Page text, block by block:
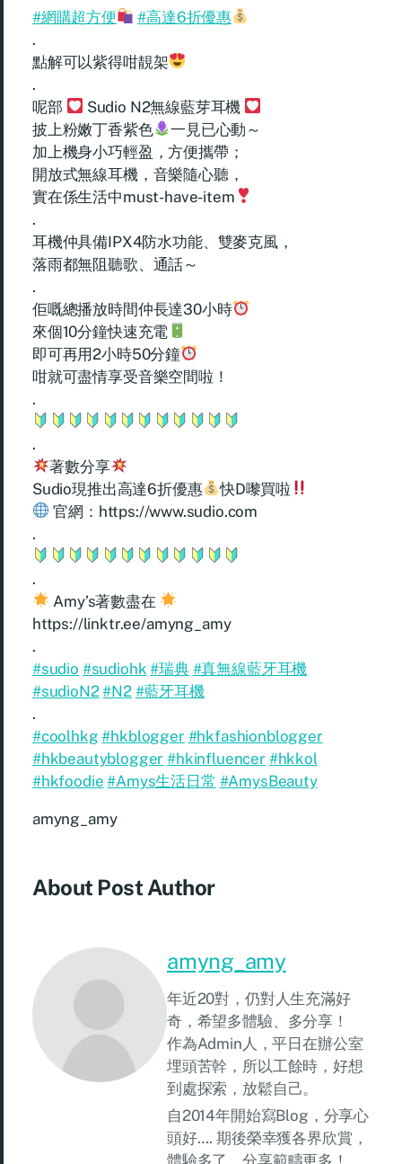
#網購超方便
#高達6折優惠
.
點解可以紫得咁靚架
.
呢部
Sudio N2無線藍芽耳機
披上粉嫩丁香紫色
一見已心動～
加上機身小巧輕盈，方便攜帶；
開放式無線耳機，音樂隨心聽，
實在係生活中must-have-item
.
耳機仲具備IPX4防水功能、雙麥克風，
落雨都無阻聽歌、通話～
.
佢嘅總播放時間仲長達30小時
來個10分鐘快速充電
即可再用2小時50分鐘
咁就可盡情享受音樂空間啦！
.
.
著數分享
Sudio現推出高達6折優惠
快D嚟買啦
官網：https://www.sudio.com
.
.
Amy’s著數盡在
https://linktr.ee/amyng_amy
.
#sudio #sudiohk #瑞典 #真無線藍牙耳機
#sudioN2#N2 #藍牙耳機
.
#coolhkg #hkblogger #hkfashionblogger
#hkbeautyblogger #hkinfluencer #hkkol
#hkfoodie #Amys生活日常 #AmysBeauty
amyng_amy
About Post Author
amyng_amy
年近20對，仍對人生充滿好
奇，希望多體驗、多分享！
作為Admin人，平日在辦公室
埋頭苦幹，所以工餘時，好想
到處探索，放鬆自己。
自2014年開始寫Blog，分享心
頭好…. 期後榮幸獲各界欣賞，
體驗多了，分享範疇更多！